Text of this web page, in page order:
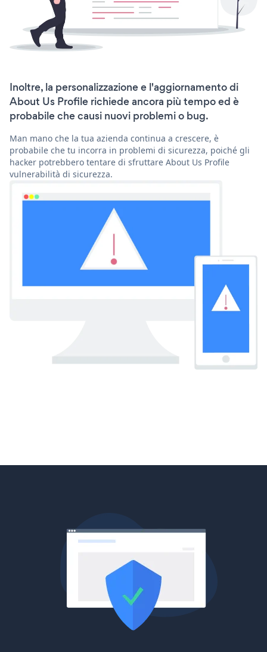
Inoltre, la personalizzazione e l'aggiornamento di
About Us Profile richiede ancora più tempo ed è
probabile che causi nuovi problemi o bug.
Man mano che la tua azienda continua a crescere, è
probabile che tu incorra in problemi di sicurezza, poiché gli
hacker potrebbero tentare di sfruttare About Us Profile
vulnerabilità di sicurezza.